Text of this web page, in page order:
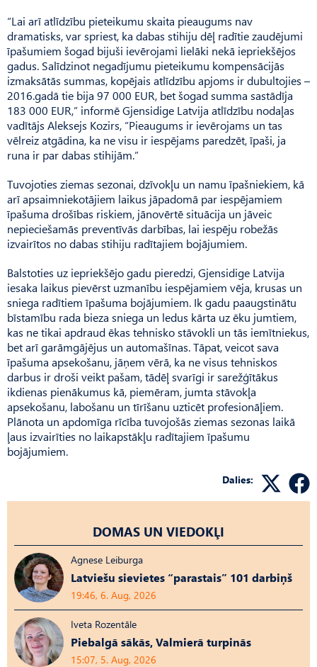
“Lai arī atlīdzību pieteikumu skaita pieaugums nav
dramatisks, var spriest, ka dabas stihiju dēļ radītie zaudējumi
īpašumiem šogad bijuši ievērojami lielāki nekā iepriekšējos
gadus. Salīdzinot negadījumu pieteikumu kompensācijās
izmaksātās summas, kopējais atlīdzību apjoms ir dubultojies –
2016.gadā tie bija 97 000 EUR, bet šogad summa sastādīja
183 000 EUR,” informē Gjensidige Latvija atlīdzību nodaļas
vadītājs Aleksejs Kozirs, “Pieaugums ir ievērojams un tas
vēlreiz atgādina, ka ne visu ir iespējams paredzēt, īpaši, ja
runa ir par dabas stihijām.”
Tuvojoties ziemas sezonai, dzīvokļu un namu īpašniekiem, kā
arī apsaimniekotājiem laikus jāpadomā par iespējamiem
īpašuma drošības riskiem, jānovērtē situācija un jāveic
nepieciešamās preventīvās darbības, lai iespēju robežās
izvairītos no dabas stihiju radītajiem bojājumiem.
Balstoties uz iepriekšējo gadu pieredzi, Gjensidige Latvija
iesaka laikus pievērst uzmanību iespējamiem vēja, krusas un
sniega radītiem īpašuma bojājumiem. Ik gadu paaugstinātu
bīstamību rada bieza sniega un ledus kārta uz ēku jumtiem,
kas ne tikai apdraud ēkas tehnisko stāvokli un tās iemītniekus,
bet arī garāmgājējus un automašīnas. Tāpat, veicot sava
īpašuma apsekošanu, jāņem vērā, ka ne visus tehniskos
darbus ir droši veikt pašam, tādēļ svarīgi ir sarežģītākus
ikdienas pienākumus kā, piemēram, jumta stāvokļa
apsekošanu, labošanu un tīrīšanu uzticēt profesionāļiem.
Plānota un apdomīga rīcība tuvojošās ziemas sezonas laikā
ļaus izvairīties no laikapstākļu radītajiem īpašumu
bojājumiem.
Dalies:
DOMAS UN VIEDOKĻI
Agnese Leiburga
Latviešu sievietes “parastais” 101 darbiņš
19:46, 6. Aug, 2026
Iveta Rozentāle
Piebalgā sākās, Valmierā turpinās
15:07, 5. Aug, 2026